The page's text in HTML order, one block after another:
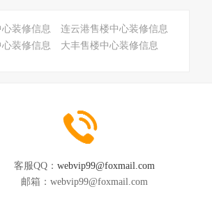
装修信息
连云港售楼中心装修信息
装修信息 大丰售楼中心装修信息
客服QQ： webvip99@foxmail.com
邮箱： webvip99@foxmail.com